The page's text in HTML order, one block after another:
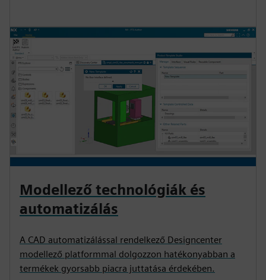
Modellező technológiák és
automatizálás
A CAD automatizálással rendelkező Designcenter
modellező platformmal dolgozzon hatékonyabban a
termékek gyorsabb piacra juttatása érdekében.